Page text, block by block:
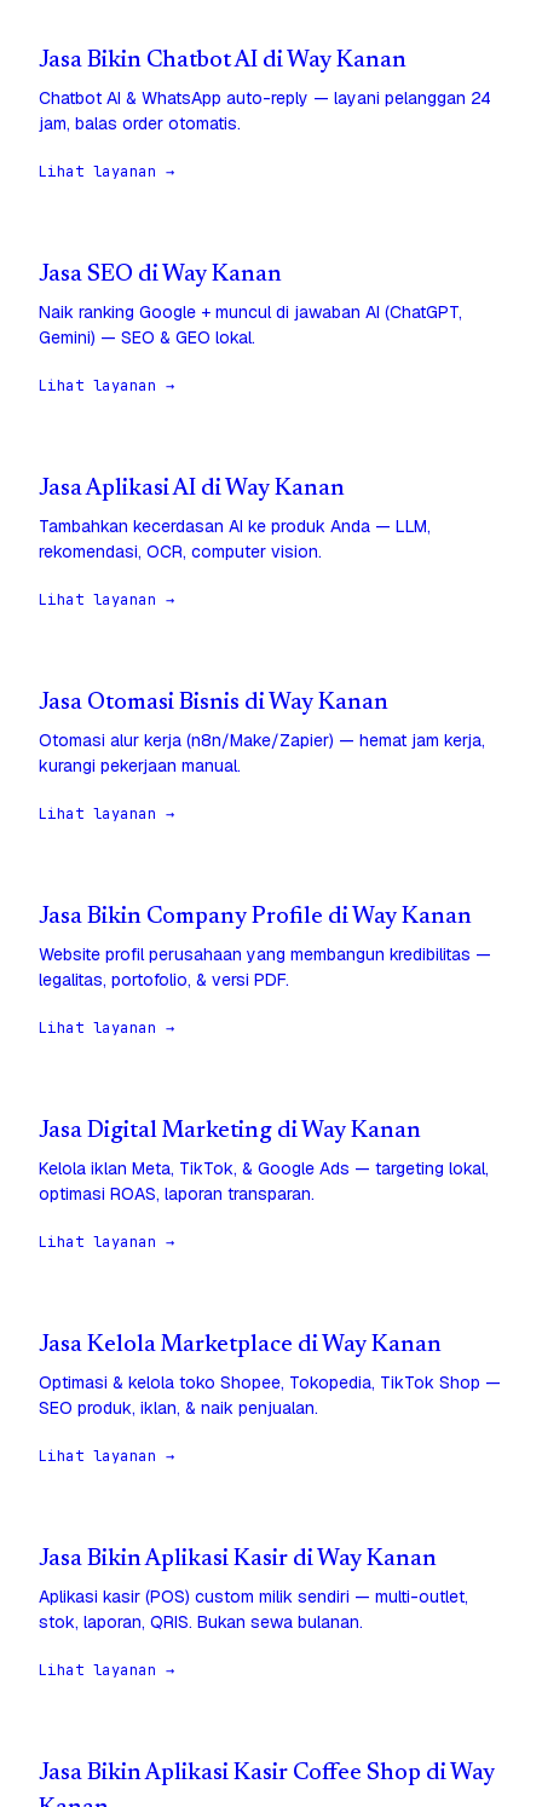
Jasa Bikin Chatbot AI di Way Kanan
Chatbot AI & WhatsApp auto-reply — layani pelanggan 24
jam, balas order otomatis.
Lihat layanan →
Jasa SEO di Way Kanan
Naik ranking Google + muncul di jawaban AI (ChatGPT,
Gemini) — SEO & GEO lokal.
Lihat layanan →
Jasa Aplikasi AI di Way Kanan
Tambahkan kecerdasan AI ke produk Anda — LLM,
rekomendasi, OCR, computer vision.
Lihat layanan →
Jasa Otomasi Bisnis di Way Kanan
Otomasi alur kerja (n8n/Make/Zapier) — hemat jam kerja,
kurangi pekerjaan manual.
Lihat layanan →
Jasa Bikin Company Profile di Way Kanan
Website profil perusahaan yang membangun kredibilitas —
legalitas, portofolio, & versi PDF.
Lihat layanan →
Jasa Digital Marketing di Way Kanan
Kelola iklan Meta, TikTok, & Google Ads — targeting lokal,
optimasi ROAS, laporan transparan.
Lihat layanan →
Jasa Kelola Marketplace di Way Kanan
Optimasi & kelola toko Shopee, Tokopedia, TikTok Shop —
SEO produk, iklan, & naik penjualan.
Lihat layanan →
Jasa Bikin Aplikasi Kasir di Way Kanan
Aplikasi kasir (POS) custom milik sendiri — multi-outlet,
stok, laporan, QRIS. Bukan sewa bulanan.
Lihat layanan →
Jasa Bikin Aplikasi Kasir Coffee Shop di Way